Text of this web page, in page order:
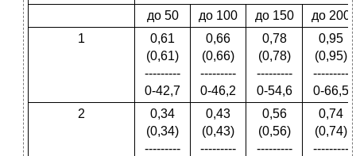
до 50 до 100 до 150
до 200
1
0,61
(0,61)
---------
0-42,7
0,66
(0,66)
---------
0-46,2
0,78
(0,78)
---------
0-54,6
0,95
(0,95)
---------
0-66,5
2
0,34
(0,34)
---------
0,43
(0,43)
---------
0,56
(0,56)
---------
0,74
(0,74)
---------